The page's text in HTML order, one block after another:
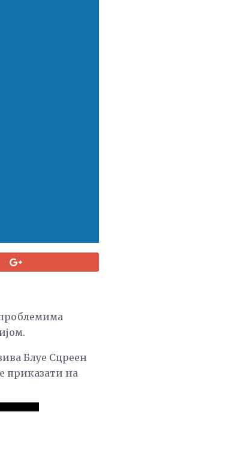
Блуе Сцреен
приказати на